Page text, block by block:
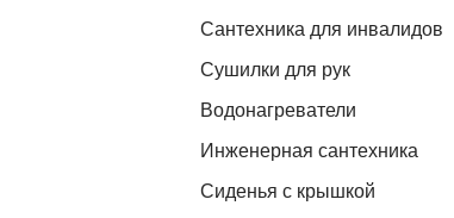
Сантехника для инвалидов
Сушилки для рук
Водонагреватели
Инженерная сантехника
Сиденья с крышкой